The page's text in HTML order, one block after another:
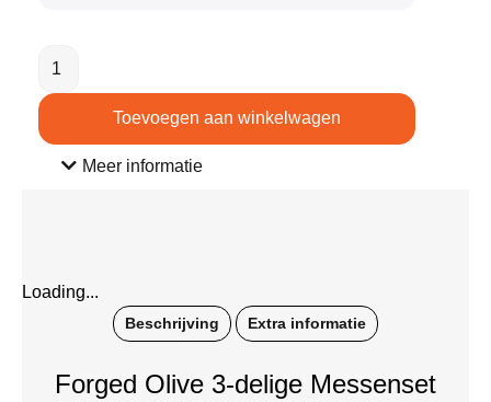
Toevoegen aan winkelwagen
Meer informatie
Loading...
Beschrijving Extra informatie
Forged Olive 3-delige Messenset